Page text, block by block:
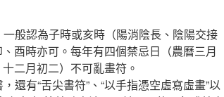
般認為子時或亥時（陽消陰長、陰陽交接
酉時亦可。每年有四個禁忌日（農曆三月
二月初二）不可亂畫符。
還有“舌尖書符”、“以手指憑空虛寫虛畫”以